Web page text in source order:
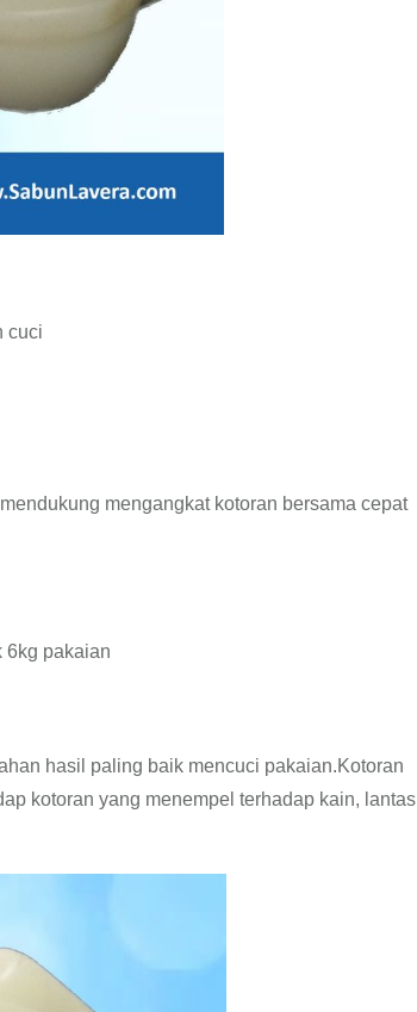
cuci
mengangkat kotoran bersama cepat
6kg pakaian
hasil paling baik mencuci pakaian.Kotoran
kotoran yang menempel terhadap kain, lantas